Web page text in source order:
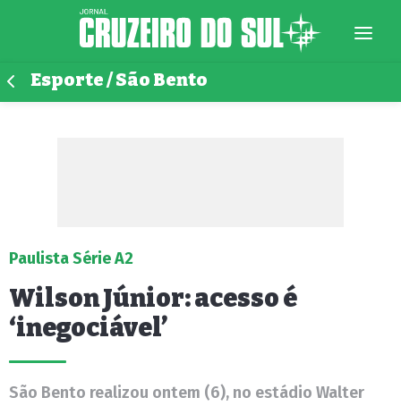
Esporte / São Bento
Paulista Série A2
Wilson Júnior: acesso é
‘inegociável’
São Bento realizou ontem (6), no estádio Walter